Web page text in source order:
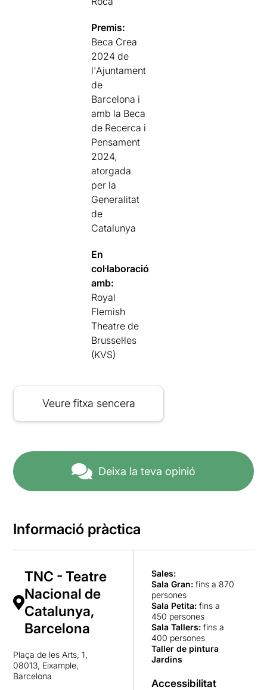
Premis:
Beca Crea
2024 de
l'Ajuntament
de
Barcelona i
amb la Beca
de Recerca i
Pensament
2024,
atorgada
per la
Generalitat
de
Catalunya
En
col·laboració
amb:
Royal
Flemish
Theatre de
Brussel·les
(KVS)
Veure fitxa sencera
Deixa la teva opinió
Informació pràctica
TNC - Teatre
Nacional de
Catalunya,
Barcelona
Plaça de les Arts, 1,
08013, Eixample,
Barcelona
Sales:
Sala Gran: fins a 870
persones
Sala Petita: fins a
450 persones
Sala Tallers: fins a
400 persones
Taller de pintura
Jardins
Accessibilitat